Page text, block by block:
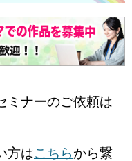
ミナーのご依頼は
方はこちらから繋